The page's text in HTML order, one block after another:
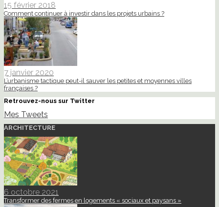
15 février 2018
Comment continuer à investir dans les projets urbains ?
7 janvier 2020
L’urbanisme tactique peut-il sauver les petites et moyennes villes
françaises ?
Retrouvez-nous sur Twitter
Mes Tweets
ARCHITECTURE
6 octobre 2021
Transformer des fermes en logements « sociaux et paysans »